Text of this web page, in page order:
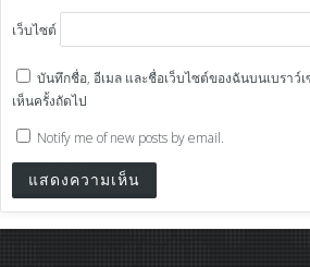
เว็บไซต์
บันทึกชื่อ, อีเมล และชื่อเว็บไซต์ของฉันบนเบราว์
เห็นครั้งถัดไป
Notify me of new posts by email.